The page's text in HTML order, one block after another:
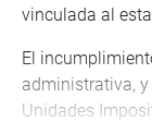
vinculada al
El
administrativa,
Unidades